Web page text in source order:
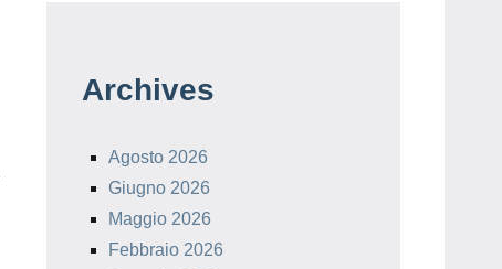
Archives
Agosto 2026
Giugno 2026
Maggio 2026
Febbraio 2026